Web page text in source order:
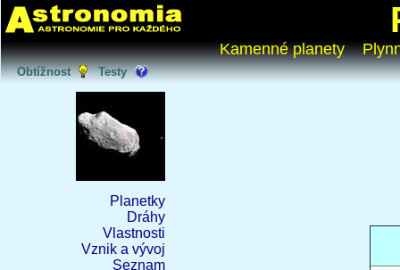
Kamenné planety
Obtížnost Testy
Planetky
Dráhy
Vlastnosti
Vznik a vývoj
Seznam